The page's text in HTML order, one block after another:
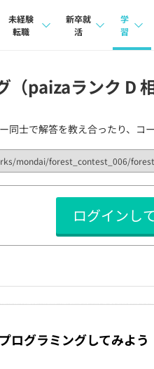
未経験
転職
インタビュー
転職成功ガイド
新卒就
活
本選考
新卒エージェント
イベント・セミナー
インタビュー
就活成功ガイド
学
習
問題集
4択
ナレ
リフ
プラン
個人
学校
契約
（paizaランク D
同士で解答を教え合ったり、コ
ログインし
ログラミングしてみよう